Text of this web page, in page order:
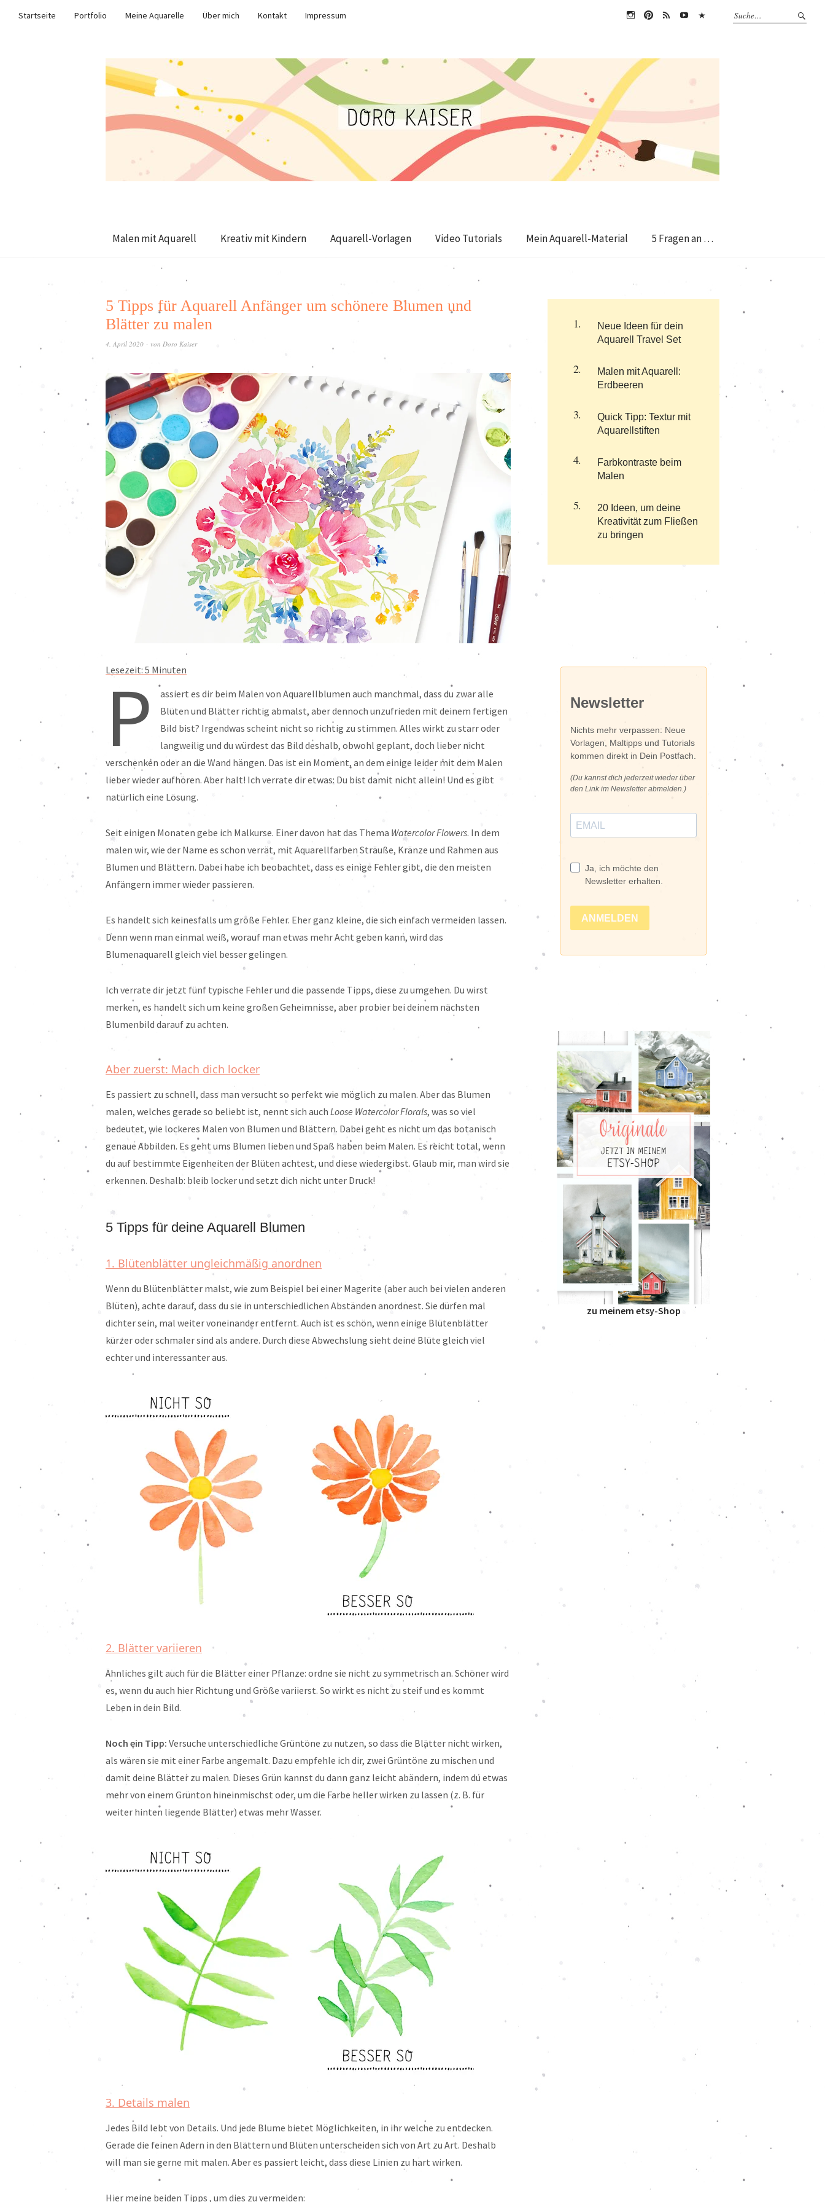
Startseite Portfolio Meine Aquarelle Über mich Kontakt
Impressum
Malen mit Aquarell Kreativ mit Kindern Aquarell-Vorlagen Video Tutorials Mein Aquarell-Material 5 Fragen an …
5 Tipps für Aquarell Anfänger um schönere Blumen und
Blätter zu malen
4. April 2020 von Doro Kaiser
Lesezeit: 5 Minuten
P
assiert es dir beim Malen von Aquarellblumen auch manchmal, dass du zwar alle
Blüten und Blätter richtig abmalst, aber dennoch unzufrieden mit deinem fertigen
Bild bist? Irgendwas scheint nicht so richtig zu stimmen. Alles wirkt zu starr oder
langweilig und du würdest das Bild deshalb, obwohl geplant, doch lieber nicht
verschenken oder an die Wand hängen. Das ist ein Moment, an dem einige leider mit dem Malen
lieber wieder aufhören. Aber halt! Ich verrate dir etwas: Du bist damit nicht allein! Und es gibt
natürlich eine Lösung.
Seit einigen Monaten gebe ich Malkurse. Einer davon hat das Thema Watercolor Flowers. In dem
malen wir, wie der Name es schon verrät, mit Aquarellfarben Sträuße, Kränze und Rahmen aus
Blumen und Blättern. Dabei habe ich beobachtet, dass es einige Fehler gibt, die den meisten
Anfängern immer wieder passieren.
Es handelt sich keinesfalls um große Fehler. Eher ganz kleine, die sich einfach vermeiden lassen.
Denn wenn man einmal weiß, worauf man etwas mehr Acht geben kann, wird das
Blumenaquarell gleich viel besser gelingen.
Ich verrate dir jetzt fünf typische Fehler und die passende Tipps, diese zu umgehen. Du wirst
merken, es handelt sich um keine großen Geheimnisse, aber probier bei deinem nächsten
Blumenbild darauf zu achten.
Aber zuerst: Mach dich locker
Es passiert zu schnell, dass man versucht so perfekt wie möglich zu malen. Aber das Blumen
malen, welches gerade so beliebt ist, nennt sich auch Loose Watercolor Florals, was so viel
bedeutet, wie lockeres Malen von Blumen und Blättern. Dabei geht es nicht um das botanisch
genaue Abbilden. Es geht ums Blumen lieben und Spaß haben beim Malen. Es reicht total, wenn
du auf bestimmte Eigenheiten der Blüten achtest, und diese wiedergibst. Glaub mir, man wird sie
erkennen. Deshalb: bleib locker und setzt dich nicht unter Druck!
5 Tipps für deine Aquarell Blumen
1. Blütenblätter ungleichmäßig anordnen
Wenn du Blütenblätter malst, wie zum Beispiel bei einer Magerite (aber auch bei vielen anderen
Blüten), achte darauf, dass du sie in unterschiedlichen Abständen anordnest. Sie dürfen mal
dichter sein, mal weiter voneinander entfernt. Auch ist es schön, wenn einige Blütenblätter
kürzer oder schmaler sind als andere. Durch diese Abwechslung sieht deine Blüte gleich viel
echter und interessanter aus.
2. Blätter variieren
Ähnliches gilt auch für die Blätter einer Pflanze: ordne sie nicht zu symmetrisch an. Schöner wird
es, wenn du auch hier Richtung und Größe variierst. So wirkt es nicht zu steif und es kommt
Leben in dein Bild.
Noch ein Tipp: Versuche unterschiedliche Grüntöne zu nutzen, so dass die Blätter nicht wirken,
als wären sie mit einer Farbe angemalt. Dazu empfehle ich dir, zwei Grüntöne zu mischen und
damit deine Blätter zu malen. Dieses Grün kannst du dann ganz leicht abändern, indem du etwas
mehr von einem Grünton hineinmischst oder, um die Farbe heller wirken zu lassen (z. B. für
weiter hinten liegende Blätter) etwas mehr Wasser.
3. Details malen
Jedes Bild lebt von Details. Und jede Blume bietet Möglichkeiten, in ihr welche zu entdecken.
Gerade die feinen Adern in den Blättern und Blüten unterscheiden sich von Art zu Art. Deshalb
will man sie gerne mit malen. Aber es passiert leicht, dass diese Linien zu hart wirken.
Hier meine beiden Tipps , um dies zu vermeiden:
Neue Ideen für dein
Aquarell Travel Set
Malen mit Aquarell:
Erdbeeren
Quick Tipp: Textur mit
Aquarellstiften
Farbkontraste beim
Malen
20 Ideen, um deine
Kreativität zum Fließen
zu bringen
zu meinem etsy-Shop